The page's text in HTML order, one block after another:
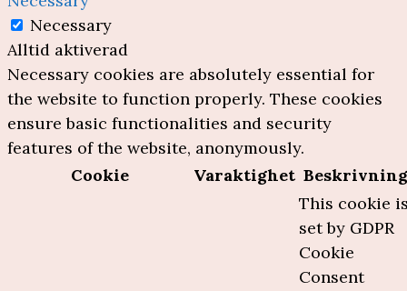
Necessary
Alltid aktiverad
Necessary cookies are absolutely essential for
the website to function properly. These cookies
ensure basic functionalities and security
features of the website, anonymously.
Cookie
Varaktighet Beskrivning
This cookie
set by GDPR
Cookie
Consent